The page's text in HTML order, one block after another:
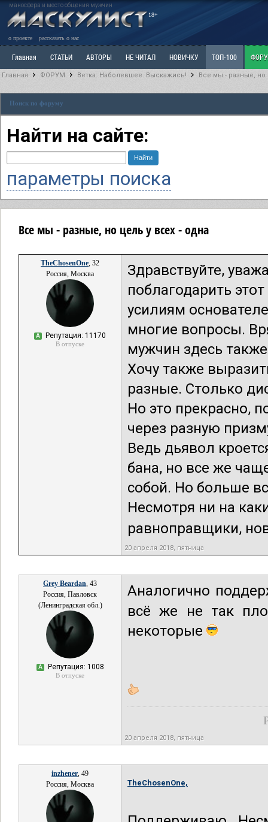
маносфера и место общения мужчин
18+
о проекте рассказать о нас
Главная СТАТЬИ АВТОРЫ НЕ ЧИТАЛ НОВИЧКУ ТОП-100
Ветка: Наболевшее. Выскажись!
РАЗДЕЛ: Разное
Главная ФОРУМ Ветка: Наболевшее. Выскажись! Все мы - разные, но
Поиск по форуму
Найти на сайте:
параметры поиска
Все мы - разные, но цель у всех - одна
TheChosenOne, 32
Россия, Москва
А Репутация: 11170
В отпуске
Здравствуйте,
поблагодарить
усилиям
многие вопросы.
мужчин здесь
Хочу также
разные. Столько
Но это прекрасно,
через разную
Ведь дьявол
бана, но все же
собой. Но больше
Несмотря ни на
равноправщики,
20 апреля 2018, пятница
Grey Beardan, 43
Россия, Павловск
(Ленинградская обл.)
А Репутация: 1008
В отпуске
Аналогично
всё же не так
некоторые
20 апреля 2018, пятница
inzhener, 49
Россия, Москва
TheChosenOne,